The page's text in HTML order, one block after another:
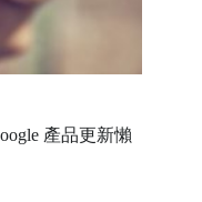
產品更新懶